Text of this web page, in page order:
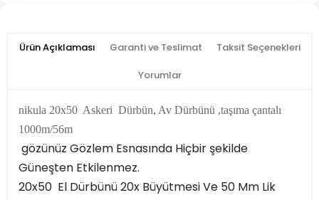
Ürün Açıklaması Garanti ve Teslimat Taksit Seçenekleri
Yorumlar
nikula 20x50 Askeri Dürbün, Av Dürbünü ,taşıma çantalı
1000m/56m
gözünüz Gözlem Esnasında Hiçbir şekilde
Güneşten Etkilenmez.
20x50 El Dürbünü 20x Büyütmesi Ve 50 Mm Lik